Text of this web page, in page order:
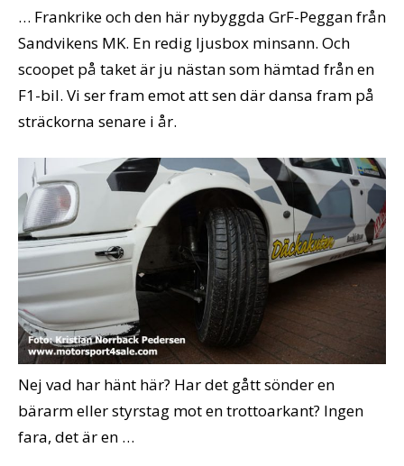
… Frankrike och den här nybyggda GrF-Peggan från
Sandvikens MK. En redig ljusbox minsann. Och
scoopet på taket är ju nästan som hämtad från en
F1-bil. Vi ser fram emot att sen där dansa fram på
sträckorna senare i år.
Nej vad har hänt här? Har det gått sönder en
bärarm eller styrstag mot en trottoarkant? Ingen
fara, det är en …